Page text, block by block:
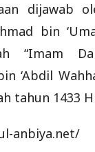
dijawab
bin
“Imam
‘Abdil
tahun 1433
anbiya.net/